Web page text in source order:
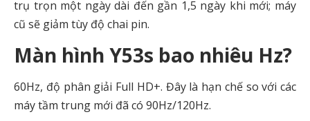
trụ trọn một ngày dài đến gần 1,5 ngày khi mới; máy
cũ sẽ giảm tùy độ chai pin.
Màn hình Y53s bao nhiêu Hz?
60Hz, độ phân giải Full HD+. Đây là hạn chế so với các
máy tầm trung mới đã có 90Hz/120Hz.